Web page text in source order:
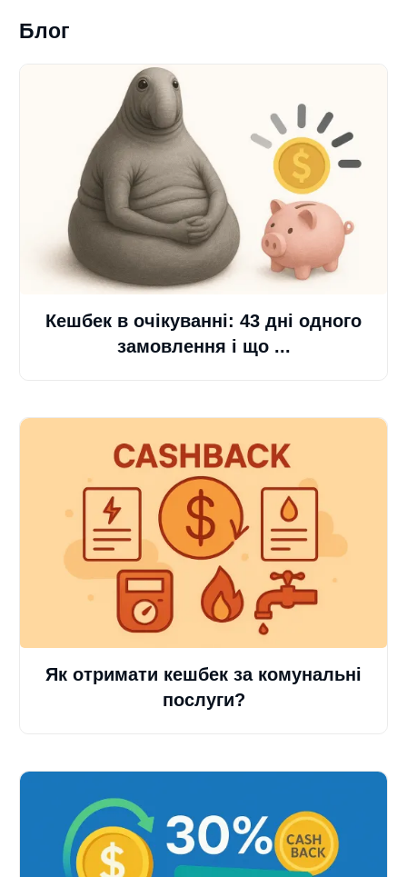
Блог
Кешбек в очікуванні: 43 дні одного
замовлення і що ...
Як отримати кешбек за комунальні
послуги?